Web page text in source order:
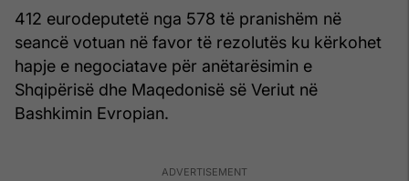
412 eurodeputetë nga 578 të pranishëm në
seancë votuan në favor të rezolutës ku kërkohet
hapje e negociatave për anëtarësimin e
Shqipërisë dhe Maqedonisë së Veriut në
Bashkimin Evropian.